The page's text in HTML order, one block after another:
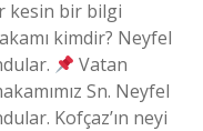
kesin bir bilgi
kimdir? Neyfel
Vatan
Sn. Neyfel
Kofçaz’ın neyi